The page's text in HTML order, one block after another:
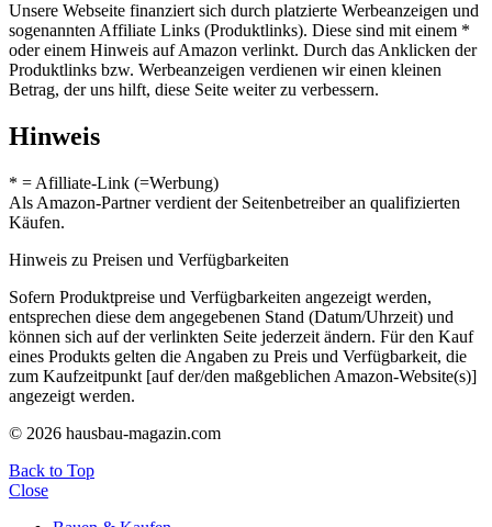
Unsere Webseite finanziert sich durch platzierte Werbeanzeigen und
sogenannten Affiliate Links (Produktlinks). Diese sind mit einem *
oder einem Hinweis auf Amazon verlinkt. Durch das Anklicken der
Produktlinks bzw. Werbeanzeigen verdienen wir einen kleinen
Betrag, der uns hilft, diese Seite weiter zu verbessern.
Hinweis
* = Afilliate-Link (=Werbung)
Als Amazon-Partner verdient der Seitenbetreiber an qualifizierten
Käufen.
Hinweis zu Preisen und Verfügbarkeiten
Sofern Produktpreise und Verfügbarkeiten angezeigt werden,
entsprechen diese dem angegebenen Stand (Datum/Uhrzeit) und
können sich auf der verlinkten Seite jederzeit ändern. Für den Kauf
eines Produkts gelten die Angaben zu Preis und Verfügbarkeit, die
zum Kaufzeitpunkt [auf der/den maßgeblichen Amazon-Website(s)]
angezeigt werden.
© 2026 hausbau-magazin.com
Back to Top
Close